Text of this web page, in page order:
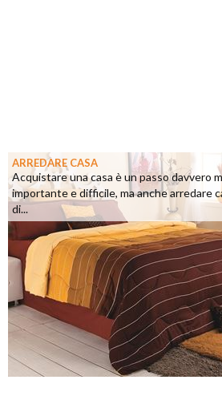
ARREDARE CASA
Acquistare una casa è un passo davvero
importante e difficile, ma anche arredare
di...